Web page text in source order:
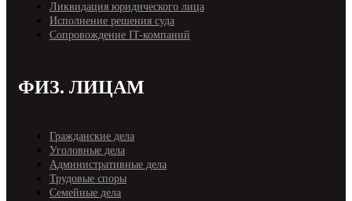
Ликвидация юридического лица
Исполнение решения суда
Cопровождение IT-компаний
ФИЗ. ЛИЦАМ
Гражданские дела
Уголовные дела
Административные дела
Трудовые споры
Семейные дела